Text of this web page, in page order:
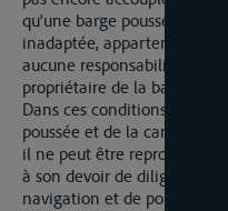
qu'une barge poussée ait
inadaptée, appartenant à
aucune responsabilité à
propriétaire de la barge
Dans ces conditions,
poussée et de la cargaison
il ne peut être reproché au
à son devoir de diligence
navigation et de police.